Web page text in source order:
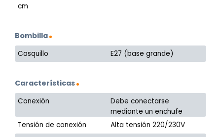
cm
Bombilla
Casquillo E27 (base grande)
Características
Conexión
Debe conectarse
mediante un enchufe
Tensión de conexión
Alta tensión 220/230V